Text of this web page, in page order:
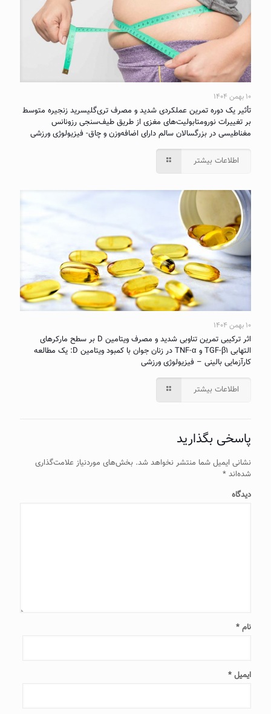
۱۰ بهمن ۱۴۰۴
تأثیر یک دوره تمرین عملکردی شدید و مصرف تری‌گلیسرید زنجیره متوسط
بر تغییرات نورومتابولیت‌های مغزی از طریق طیف‌سنجی رزونانس
مغناطیسی در بزرگسالان سالم دارای اضافه‌وزن و چاق- فیزیولوژی ورزشی
اطلاعات بیشتر
۱۰ بهمن ۱۴۰۴
اثر ترکیبی تمرین تناوبی شدید و مصرف ویتامین D بر سطح مارکرهای
التهابی TGF-β۱ و TNF-α در زنان جوان با کمبود ویتامین D: یک مطالعه
کارآزمایی بالینی – فیزیولوژی ورزشی
اطلاعات بیشتر
پاسخی بگذارید
نشانی ایمیل شما منتشر نخواهد شد. بخش‌های موردنیاز علامت‌گذاری
شده‌اند *
دیدگاه
نام *
ایمیل *